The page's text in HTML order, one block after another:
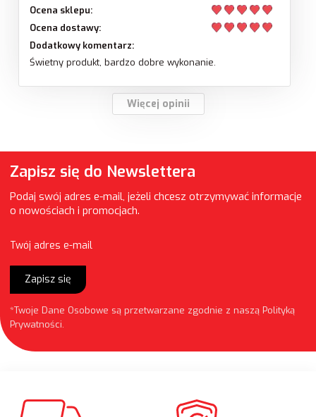
Ocena sklepu:
Ocena dostawy:
Dodatkowy komentarz:
Świetny produkt, bardzo dobre wykonanie.
Więcej opinii
Zapisz się do Newslettera
Podaj swój adres e-mail, jeżeli chcesz otrzymywać informacje
o nowościach i promocjach.
Twój adres e-mail
Zapisz się
*Twoje Dane Osobowe są przetwarzane zgodnie z naszą Polityką
Prywatności.